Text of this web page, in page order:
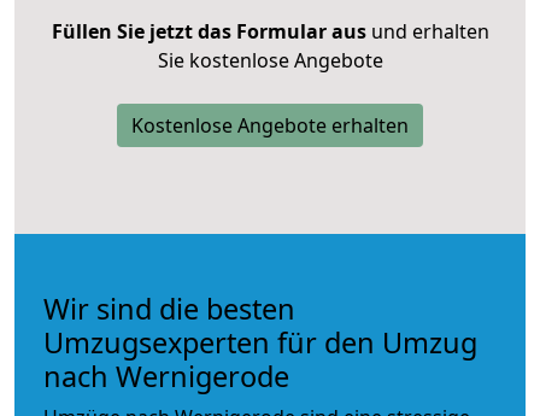
Füllen Sie jetzt das Formular ausund erhalten
Sie kostenlose Angebote
Kostenlose Angebote erhalten
Wir sind die besten
Umzugsexperten für den Umzug
nach Wernigerode